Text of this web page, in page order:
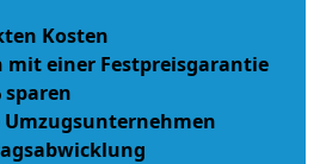
Kosten
mit einer Festpreisgarantie
sparen